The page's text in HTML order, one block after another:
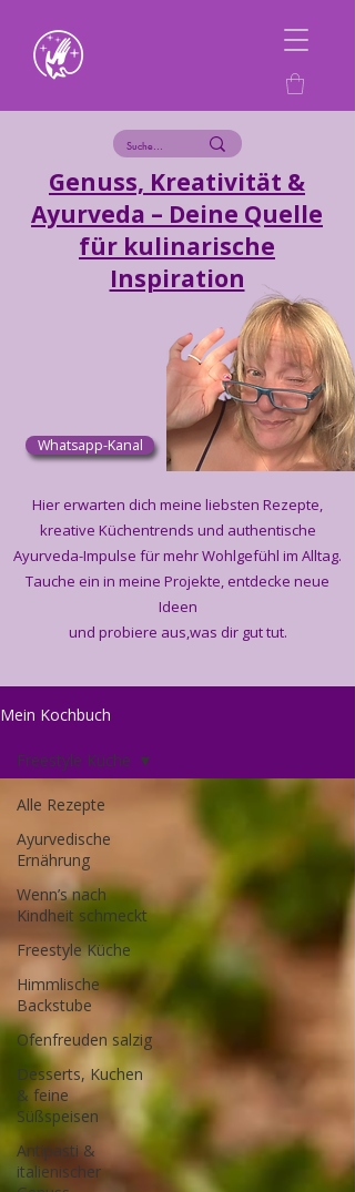
Genuss, Kreativität &
Ayurveda – Deine Quelle
für kulinarische
Inspiration
Whatsapp-Kanal
Hier erwarten dich meine liebsten Rezepte,
kreative Küchentrends und authentische
Ayurveda-Impulse für mehr Wohlgefühl im Alltag.
Tauche ein in meine Projekte, entdecke neue
Ideen
und probiere aus,was dir gut tut.
Mein Kochbuch
Alle Rezepte
Ayurvedische
Ernährung
Wenn’s nach
Kindheit schmeckt
Freestyle Küche
Himmlische
Backstube
Ofenfreuden salzig
Desserts, Kuchen
& feine
Süßspeisen
Antipasti &
italienischer
Freestyle Küche